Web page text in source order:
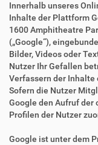
Innerhalb unseres
Inhalte der Plattform
1600 Amphitheatre
(„Google“),
Bilder, Videos oder
Nutzer Ihr Gefallen
Verfassern der Inhalte
Sofern die Nutzer
Google den Aufruf der
Profilen der Nutzer
Google ist unter dem